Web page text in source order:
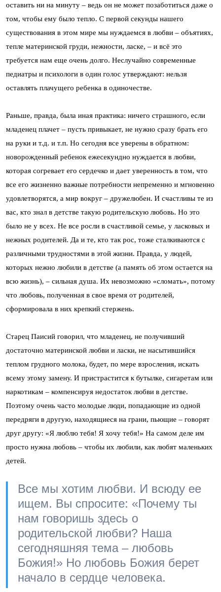
оставить ни на минуту – ведь он не может позаботиться даже о
том, чтобы ему было тепло. С первой секунды нашего
существования в этом мире мы нуждаемся в любви – объятиях,
тепле материнской груди, нежности, ласке, – и всё это
требуется нам еще очень долго. Неслучайно современные
педиатры и психологи в один голос утверждают: нельзя
оставлять плачущего ребенка в одиночестве.
Раньше, правда, была иная практика: ничего страшного, если
младенец плачет – пусть привыкает, не нужно сразу брать его
на руки и т.д. и т.п. Но сегодня все уверены в обратном:
новорожденный ребенок ежесекундно нуждается в любви,
которая согревает его сердечко и дает уверенность в том, что
все его жизненно важные потребности непременно и мгновенно
удовлетворятся, а мир вокруг – дружелюбен. И счастливы те из
вас, кто знал в детстве такую родительскую любовь. Но это
было не у всех. Не все росли в счастливой семье, у ласковых и
нежных родителей. Да и те, кто так рос, тоже сталкиваются с
различными трудностями в этой жизни. Правда, у людей,
которых нежно любили в детстве (а память об этом остается на
всю жизнь), – сильная душа. Их невозможно «сломать», потому
что любовь, полученная в свое время от родителей,
сформировала в них крепкий стержень.
Старец Паисий говорил, что младенец, не получивший
достаточно материнской любви и ласки, не насытившийся
теплом грудного молока, будет, по мере взросления, искать
всему этому замену. И пристрастится к бутылке, сигаретам или
наркотикам – компенсируя недостаток любви в детстве.
Поэтому очень часто молодые люди, попадающие из одной
передряги в другую, находящиеся на грани, пьющие – говорят
друг другу: «Я люблю тебя! Я хочу тебя!» На самом деле им
просто нужна любовь – чтобы их любили, как любят маленьких
детей.
Все мы хотим любви. И всюду ее
ищем. Вы спросите: «Почему ты
нам говоришь здесь о
родительской любви? Наша
сегодняшняя тема – любовь
Божия!» Но любовь Божия берет
начало в сердце человека.